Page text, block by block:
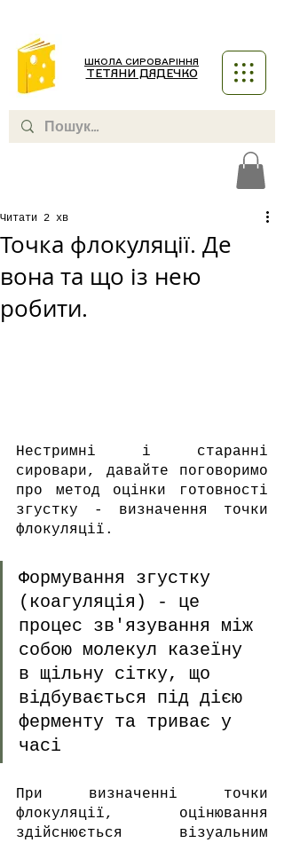
ШКОЛА СИРОВАРІННЯ
ТЕТЯНИ ДЯДЕЧКО
Точка флокуляції. Де
вона та що із нею
робити.
Читати 2 хв
Нестримні і старанні
сировари, давайте поговоримо
про метод оцінки готовності
згустку - визначення точки
флокуляції.
Формування згустку
(коагуляція) - це
процес зв'язування між
собою молекул казеїну
в щільну сітку, що
відбувається під дією
ферменту та триває у
часі
При визначенні точки
флокуляції, оцінювання
здійснюється візуальним